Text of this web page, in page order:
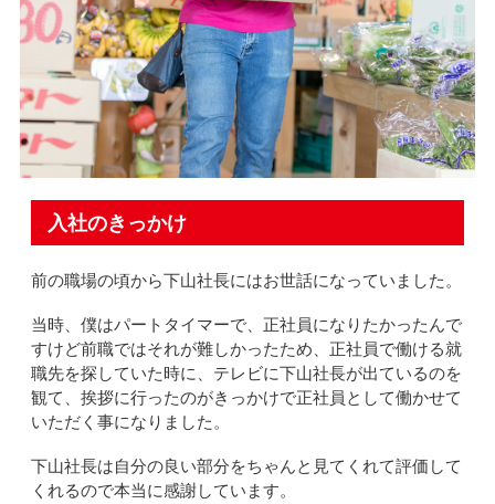
入社のきっかけ
前の職場の頃から下山社長にはお世話になっていました。
当時、僕はパートタイマーで、正社員になりたかったんで
すけど前職ではそれが難しかったため、正社員で働ける就
職先を探していた時に、テレビに下山社長が出ているのを
観て、挨拶に行ったのがきっかけで正社員として働かせて
いただく事になりました。
下山社長は自分の良い部分をちゃんと見てくれて評価して
くれるので本当に感謝しています。